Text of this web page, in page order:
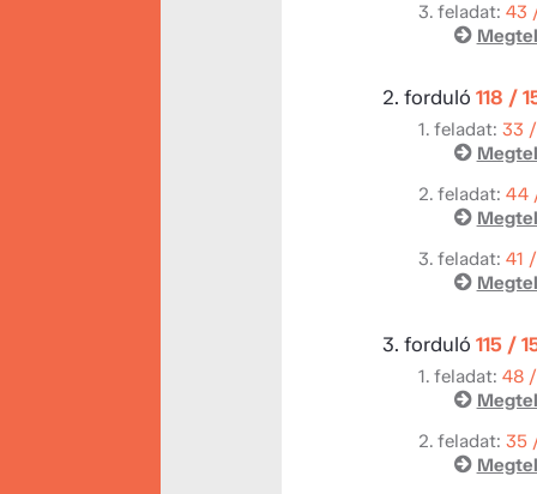
3. feladat: 43
2. forduló 118 /
1. feladat: 33
2. feladat: 44
3. feladat: 41
3. forduló 115 /
1. feladat: 48
2. feladat: 35